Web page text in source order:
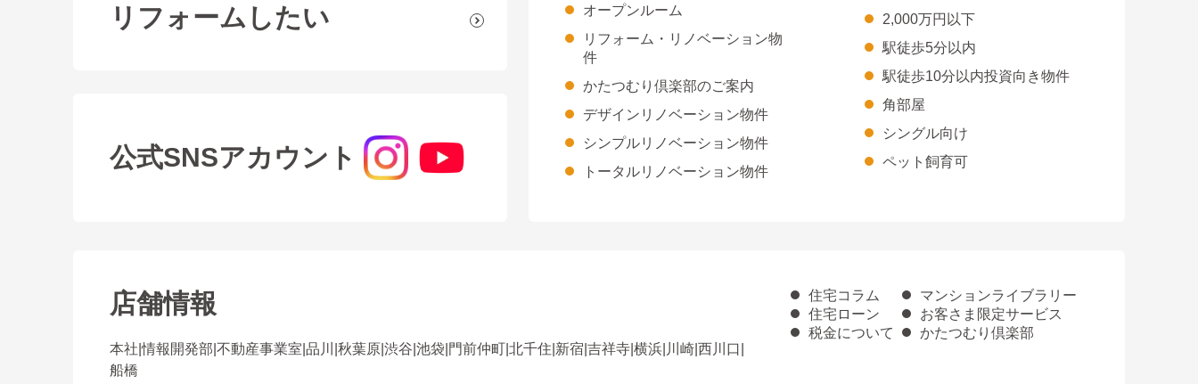
リフォームしたい
公式SNSアカウント
オープンルーム
リフォーム・リノベーション物
件
かたつむり倶楽部のご案内
デザインリノベーション物件
シンプルリノベーション物件
トータルリノベーション物件
2,000万円以下
駅徒歩5分以内
駅徒歩10分以内投資向き物件
角部屋
シングル向け
ペット飼育可
店舗情報
本社 |情報開発部 不動産事業室 品川 秋葉原 渋谷 池袋 門前仲町 北千住 新宿 吉祥寺 横浜 川崎 西川口
船橋
住宅コラム
マンションライブラリー
住宅ローン
お客さま限定サービス
税金について
かたつむり倶楽部